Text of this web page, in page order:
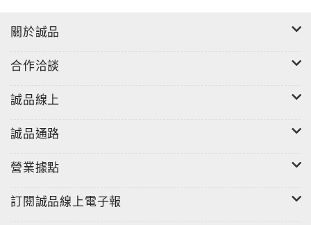
沙織———
壞掉。所以那一個星期我都會回去拿些必需品之類的。
遇這樣的事，於是開始有傳聞，說海嘯來的時候家裡遭
到祝融的人放火把沒事的房子給燒了。」
小咲———
射的不安比起以前已經比較淡了。心底某處總會覺得
關於誠品
合作洽談
誠品線上
誠品通路
營業據點
訂閱誠品線上電子報